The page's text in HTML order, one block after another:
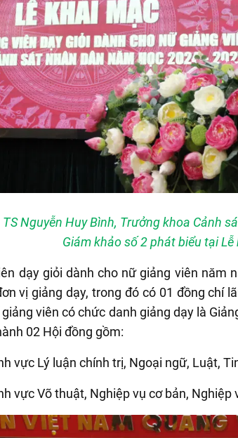
TS Nguyễn Huy Bình, Trưởng khoa Cảnh
Giám khảo số 2 phát biểu tại
dạy giỏi dành cho nữ giảng viên năm
vị giảng dạy, trong đó có 01 đồng chí
viên có chức danh giảng dạy là
02 Hội đồng gồm:
vực Lý luận chính trị, Ngoại ngữ, Luật,
vực Võ thuật, Nghiệp vụ cơ bản, Nghiệp